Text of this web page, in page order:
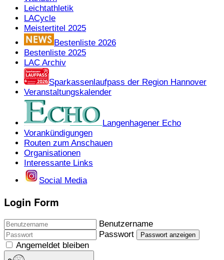
Leichtathletik
LACycle
Meistertitel 2025
Bestenliste 2026
Bestenliste 2025
LAC Archiv
Sparkassenlaufpass der Region Hannover
Veranstaltungskalender
Langenhagener Echo
Vorankündigungen
Routen zum Anschauen
Organisationen
Interessante Links
Social Media
Login Form
Benutzername
Passwort
Passwort anzeigen
Angemeldet bleiben